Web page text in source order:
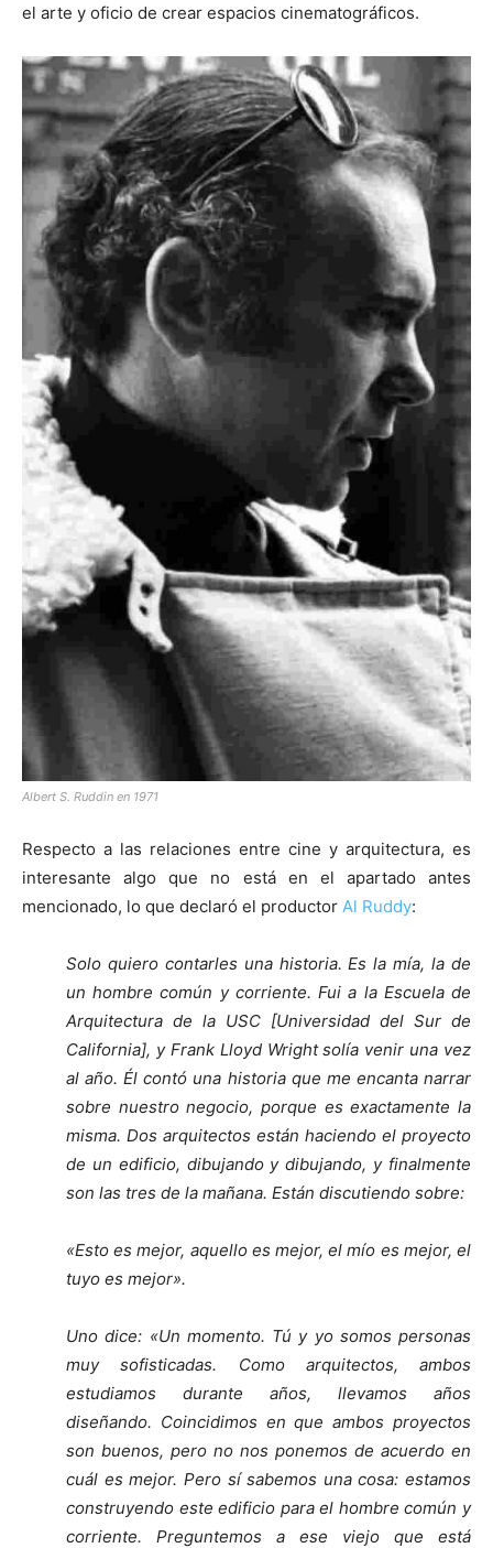
el arte y oficio de crear espacios cinematográficos.
Albert S. Ruddin en 1971
Respecto a las relaciones entre cine y arquitectura, es
interesante algo que no está en el apartado antes
mencionado, lo que declaró el productor Al Ruddy:
Solo quiero contarles una historia. Es la mía, la de
un hombre común y corriente. Fui a la Escuela de
Arquitectura de la USC [Universidad del Sur de
California], y Frank Lloyd Wright solía venir una vez
al año. Él contó una historia que me encanta narrar
sobre nuestro negocio, porque es exactamente la
misma. Dos arquitectos están haciendo el proyecto
de un edificio, dibujando y dibujando, y finalmente
son las tres de la mañana. Están discutiendo sobre:
«Esto es mejor, aquello es mejor, el mío es mejor, el
tuyo es mejor».
Uno dice: «Un momento. Tú y yo somos personas
muy sofisticadas. Como arquitectos, ambos
estudiamos durante años, llevamos años
diseñando. Coincidimos en que ambos proyectos
son buenos, pero no nos ponemos de acuerdo en
cuál es mejor. Pero sí sabemos una cosa: estamos
construyendo este edificio para el hombre común y
corriente. Preguntemos a ese viejo que está